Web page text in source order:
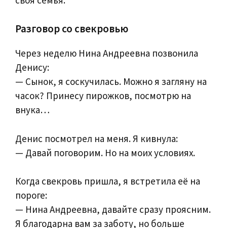
Разговор со свекровью
Через неделю Нина Андреевна позвонила
Денису:
— Сынок, я соскучилась. Можно я загляну на
часок? Принесу пирожков, посмотрю на
внука…
Денис посмотрел на меня. Я кивнула:
— Давай поговорим. Но на моих условиях.
Когда свекровь пришла, я встретила её на
пороге:
— Нина Андреевна, давайте сразу проясним.
Я благодарна вам за заботу, но больше